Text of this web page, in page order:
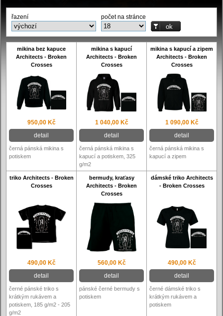
řazení počet na stránce
mikina bez kapuce
Architects - Broken
Crosses
mikina s kapucí
Architects - Broken
Crosses
mikina s kapucí a zipem
Architects - Broken
Crosses
950,00 Kč
detail
1 040,00 Kč
detail
1 090,00 Kč
detail
černá pánská mikina s
potiskem
černá pánská mikina s
kapucí a potiskem, 325
g/m2
černá pánská mikina s
kapucí a zipem
triko Architects - Broken
Crosses
bermudy, kraťasy
Architects - Broken
Crosses
dámské triko Architects
- Broken Crosses
490,00 Kč
detail
560,00 Kč
detail
490,00 Kč
detail
černé pánské triko s
krátkým rukávem a
potiskem, 185 g/m2 - 205
g/m2
pánské černé bermudy s
potiskem
černé dámské triko s
krátkým rukávem a
potiskem